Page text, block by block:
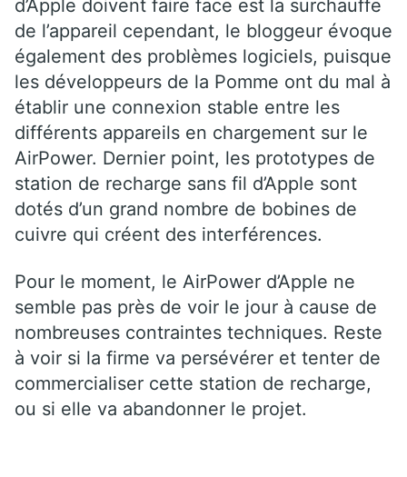
d’Apple doivent faire face est la surchauffe
de l’appareil cependant, le bloggeur évoque
également des problèmes logiciels, puisque
les développeurs de la Pomme ont du mal à
établir une connexion stable entre les
différents appareils en chargement sur le
AirPower. Dernier point, les prototypes de
station de recharge sans fil d’Apple sont
dotés d’un grand nombre de bobines de
cuivre qui créent des interférences.
Pour le moment, le AirPower d’Apple ne
semble pas près de voir le jour à cause de
nombreuses contraintes techniques. Reste
à voir si la firme va persévérer et tenter de
commercialiser cette station de recharge,
ou si elle va abandonner le projet.